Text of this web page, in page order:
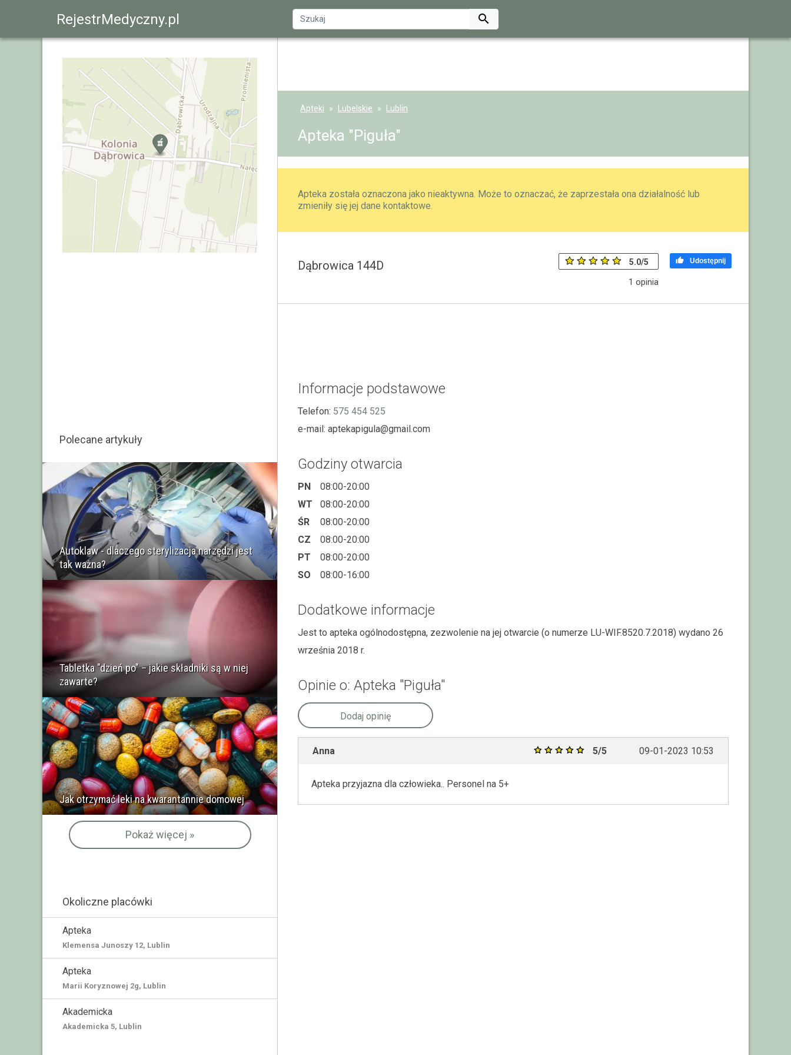
RejestrMedyczny.pl 
Apteki Lubelskie Lublin
Apteka "Piguła"
Apteka została oznaczona jako nieaktywna. Może to oznaczać, że zaprzestała ona działalność lub
zmieniły się jej dane kontaktowe.
Dąbrowica 144D 5.0/5
1 opinia
 Udostępnij
Informacje podstawowe
Telefon: 575 454 525
e-mail: aptekapigula@gmail.com
Godziny otwarcia
PN
08:00-20:00
WT
08:00-20:00
ŚR
08:00-20:00
CZ
08:00-20:00
PT
08:00-20:00
SO
08:00-16:00
Dodatkowe informacje
Jest to apteka ogólnodostępna, zezwolenie na jej otwarcie (o numerze LU-WIF.8520.7.2018) wydano 26
września 2018 r.
Opinie o: Apteka "Piguła"
Dodaj opinię
Anna 5/5 09-01-2023 10:53
Apteka przyjazna dla człowieka.. Personel na 5+
Polecane artykuły
Autoklaw - dlaczego sterylizacja narzędzi jest
tak ważna?
Tabletka "dzień po" – jakie składniki są w niej
zawarte?
Jak otrzymać leki na kwarantannie domowej
Pokaż więcej »
Okoliczne placówki
Apteka
Klemensa Junoszy 12, Lublin
Apteka
Marii Koryznowej 2g, Lublin
Akademicka
Akademicka 5, Lublin